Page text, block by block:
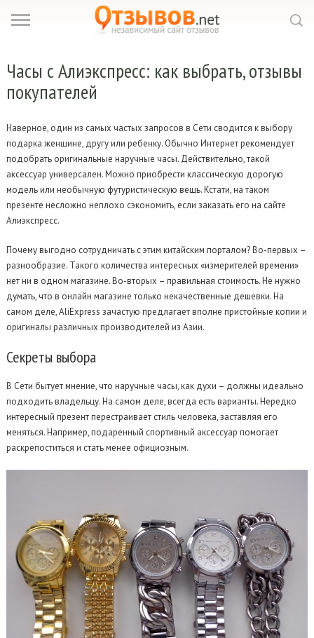
Часы сАлиэкспресс: как выбрать, отзывы
покупателей
Наверное, один из самых частых запросов в Сети сводится к выбору
подарка женщине, другу или ребенку. Обычно Интернет рекомендует
подобрать оригинальные наручные часы. Действительно, такой
аксессуар универсален. Можно приобрести классическую дорогую
модель или необычную футуристическую вещь. Кстати, на таком
презенте несложно неплохо сэкономить, если заказать его на сайте
Алиэкспресс.
Почему выгодно сотрудничать с этим китайским порталом? Во-первых –
разнообразие. Такого количества интересных «измерителей времени»
нет ни в одном магазине. Во-вторых – правильная стоимость. Не нужно
думать, что в онлайн магазине только некачественные дешевки. На
самом деле, AliExpress зачастую предлагает вполне пристойные копии и
оригиналы различных производителей из Азии.
Секреты выбора
В Сети бытует мнение, что наручные часы, как духи – должны идеально
подходить владельцу. На самом деле, всегда есть варианты. Нередко
интересный презент перестраивает стиль человека, заставляя его
меняться. Например, подаренный спортивный аксессуар помогает
раскрепоститься и стать менее официозным.